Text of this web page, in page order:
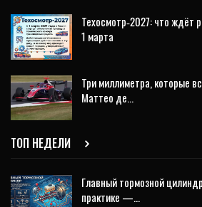
Техосмотр‑2027: что ждёт
1 марта
Три миллиметра, которые
Маттео де…
ТОП НЕДЕЛИ
Главный тормозной
практике —…